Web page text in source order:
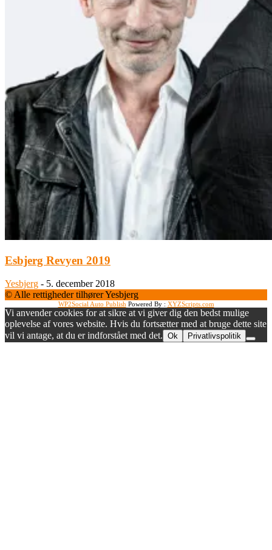
Esbjerg Revyen 2019
Yesbjerg - 5. december 2018
© Alle rettigheder tilhører Yesbjerg
WP2Social Auto Publish Powered By : XYZScripts.com
Vi anvender cookies for at sikre at vi giver dig den bedst mulige
oplevelse af vores website. Hvis du fortsætter med at bruge dette site
vil vi antage, at du er indforstået med det. Ok Privatlivspolitik